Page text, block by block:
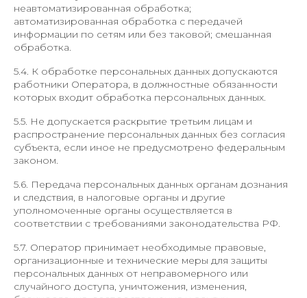
неавтоматизированная обработка;
автоматизированная обработка с передачей
информации по сетям или без таковой; смешанная
обработка.
5.4. К обработке персональных данных допускаются
работники Оператора, в должностные обязанности
которых входит обработка персональных данных.
5.5. Не допускается раскрытие третьим лицам и
распространение персональных данных без согласия
субъекта, если иное не предусмотрено федеральным
законом.
5.6. Передача персональных данных органам дознания
и следствия, в налоговые органы и другие
уполномоченные органы осуществляется в
соответствии с требованиями законодательства РФ.
5.7. Оператор принимает необходимые правовые,
организационные и технические меры для защиты
персональных данных от неправомерного или
случайного доступа, уничтожения, изменения,